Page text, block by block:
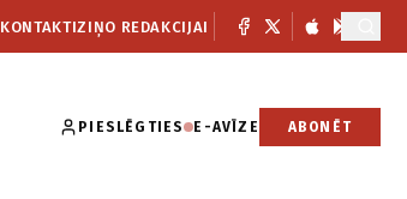
KONTAKTIZIŅO REDAKCIJAI
PIESLĒGTIES E-AVĪZE ABONĒT